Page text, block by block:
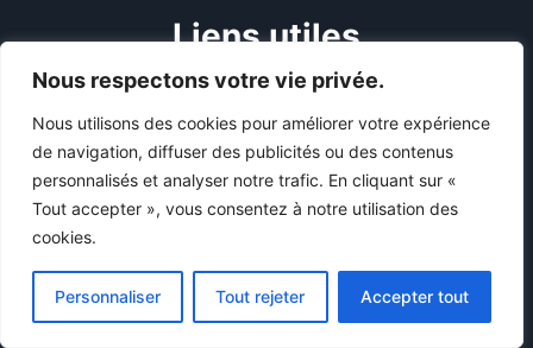
Nous respectons votre vie privée.
Nous utilisons des cookies pour améliorer votre expérience
de navigation, diffuser des publicités ou des contenus
personnalisés et analyser notre trafic. En cliquant sur «
Tout accepter », vous consentez à notre utilisation des
cookies.
Personnaliser Tout rejeter Accepter tout
Liens utiles
Politique De Confidentialité
Termes et conditions
DMCA
Ccpa
Plan du site HTML